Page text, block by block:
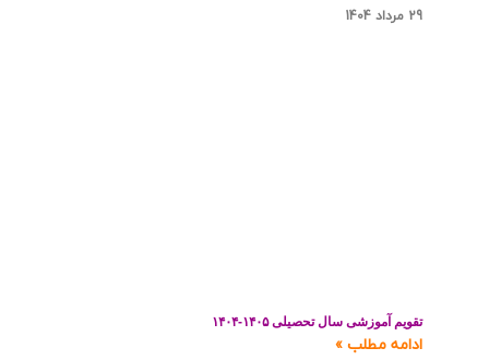
29 مرداد 1404
تقويم آموزشی سال تحصیلی ۱۴۰۵-۱۴۰۴
ادامه مطلب »